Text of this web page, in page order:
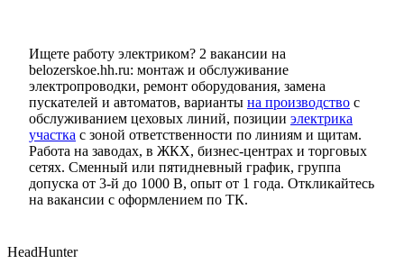
Ищете работу электриком? 2 вакансии на
belozerskoe.hh.ru: монтаж и обслуживание
электропроводки, ремонт оборудования, замена
пускателей и автоматов, варианты на производство с
обслуживанием цеховых линий, позиции электрика
участка с зоной ответственности по линиям и щитам.
Работа на заводах, в ЖКХ, бизнес-центрах и торговых
сетях. Сменный или пятидневный график, группа
допуска от 3-й до 1000 В, опыт от 1 года. Откликайтесь
на вакансии с оформлением по ТК.
HeadHunter